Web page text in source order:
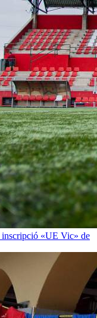
inscripció «UE Vic» de